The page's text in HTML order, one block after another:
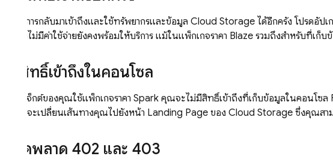
หากต้องการกลับมาเข้าถึงและใช้ทรัพยากรและข้อมูล Cloud Storage ได้อีกครั้ง โปรดอัปเ
งานแบบไม่มีค่าใช้จ่ายยังคงพร้อมให้บริการ แม้ในแพ็กเกจราคา Blaze รวมถึงสำหรับที่เก็บ
ไม่มีสิทธิ์เข้าถึงในคอนโซล
หากโปรเจ็กต์ของคุณใช้แพ็กเกจราคา Spark คุณจะไม่มีสิทธิ์เข้าถึงที่เก็บข้อมูลในคอนโซล
แต่ระบบจะเปลี่ยนเส้นทางคุณไปยังหน้า Landing Page ของ Cloud Storage ซึ่งคุณสา
ข้อผิดพลาด 402 และ 403